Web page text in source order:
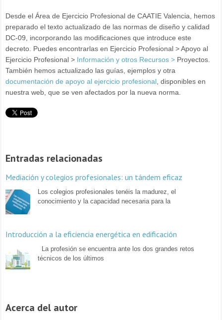
Desde el Área de Ejercicio Profesional de CAATIE Valencia, hemos
preparado el texto actualizado de las normas de diseño y calidad
DC-09, incorporando las modificaciones que introduce este
decreto. Puedes encontrarlas en Ejercicio Profesional > Apoyo al
Ejercicio Profesional > Información y otros Recursos > Proyectos.
También hemos actualizado las guías, ejemplos y otra
documentación de apoyo al ejercicio profesional, disponibles en
nuestra web, que se ven afectados por la nueva norma.
Entradas relacionadas
Mediación y colegios profesionales: un tándem eficaz
Los colegios profesionales tenéis la madurez, el
conocimiento y la capacidad necesaria para la
Introducción a la eficiencia energética en edificación
La profesión se encuentra ante los dos grandes retos
técnicos de los últimos
Acerca del autor